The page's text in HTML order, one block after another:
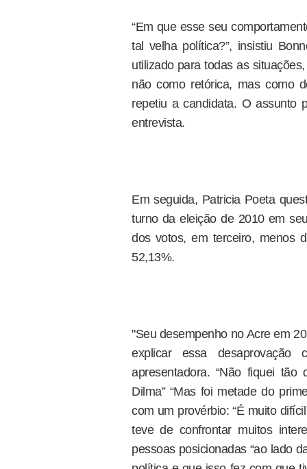
“Em que esse seu
tal velha política?”, insistiu
utilizado para todas as
não como retórica, mas como
repetiu a candidata. O assunto
entrevista.
Em seguida, Patricia Poeta
turno da eleição de 2010 em
dos votos, em terceiro, menos
52,13%.
"Seu desempenho no Acre em
explicar essa
apresentadora. “Não fiquei
Dilma” “Mas foi metade do
com um provérbio: “É muito
teve de confrontar muitos
pessoas posicionadas “ao lado